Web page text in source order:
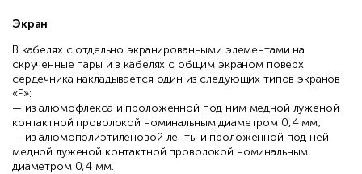
Экран
В кабелях с отдельно экранированными элементами на
скрученные пары и в кабелях с общим экраном поверх
сердечника накладывается один из следующих типов экранов
«F»:
— из алюмофлекса и проложенной под ним медной луженой
контактной проволокой номинальным диаметром 0,4 мм;
— из алюмополиэтиленовой ленты и проложенной под ней
медной луженой контактной проволокой номинальным
диаметром 0,4 мм.